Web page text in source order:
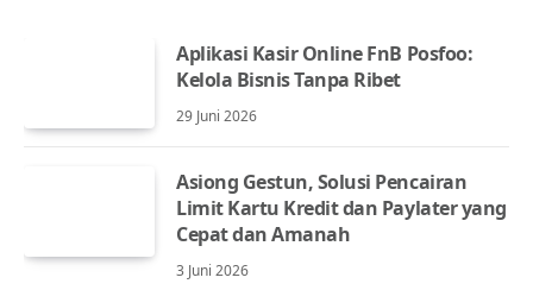
Aplikasi Kasir Online FnB Posfoo:
Kelola Bisnis Tanpa Ribet
29 Juni 2026
Asiong Gestun, Solusi Pencairan
Limit Kartu Kredit dan Paylater yang
Cepat dan Amanah
3 Juni 2026